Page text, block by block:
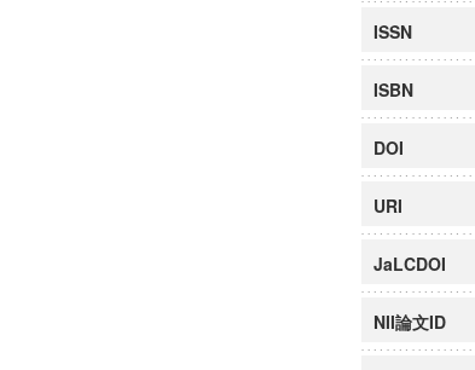
ISSN
ISBN
DOI
URI
JaLCDOI
NII論文ID